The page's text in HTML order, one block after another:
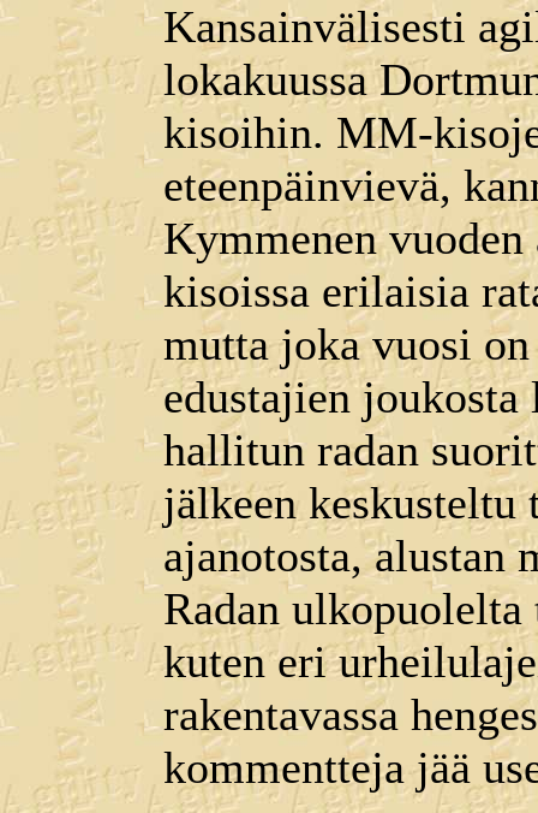
Kansainvälisesti
lokakuussa
kisoihin. MM-
eteenpäinvievä,
Kymmenen
kisoissa erilaisia
mutta joka vuosi
edustajien
hallitun radan
jälkeen keskusteltu
ajanotosta, alustan
Radan
kuten eri
rakentavassa
kommentteja jää